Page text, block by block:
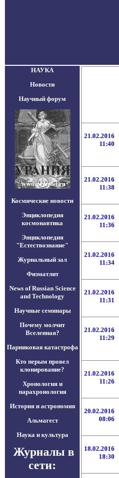
НАУКА
Новости
Научный форум
Космические новости
Энциклопедия
космонавтика
Энциклопедия
"Естествознание"
Журнальный зал
Физматлит
News of Russian Science
and Technology
Научные семинары
Почему молчит
Вселенная?
Парниковая катастрофа
Кто перым провел
клонирование?
Хронология и
парахронология
История и астрономия
Альмагест
Наука и культура
Журналы в
сети:
21.02.2016
11:40
21.02.2016
11:38
21.02.2016
11:36
21.02.2016
11:34
21.02.2016
11:31
21.02.2016
11:29
21.02.2016
11:26
20.02.2016
08:06
18.02.2016
18:30